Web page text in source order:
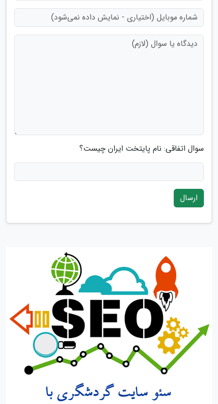
سوال اتفاقی: نام پایتخت ایران چیست؟
ارسال